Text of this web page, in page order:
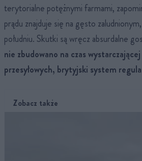
terytorialne potężnymi farmami,
prądu znajduje się na gęsto
południu. Skutki są wręcz absurdalne
nie zbudowano na czas
przesyłowych, brytyjski system
Zobacz także